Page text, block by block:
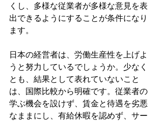
くし、多様な従業者が多様な意見を表
出できるようにすることが条件になり
ます。
日本の経営者は、労働生産性を上げよ
うと努力しているでしょうか。少なく
とも、結果として表れていないこと
は、国際比較から明確です。従業者の
学ぶ機会を設けず、賃金と待遇を劣悪
なままにし、有給休暇を認めず、サー